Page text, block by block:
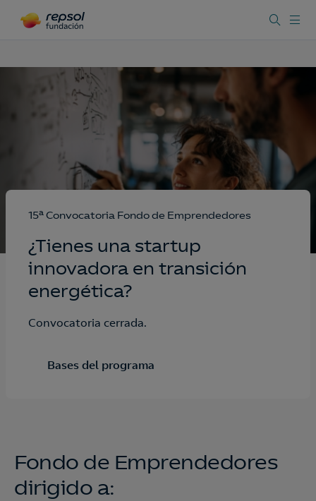
15a Convocatoria Fondo de Emprendedores
¿Tienes una startup
innovadora en transición
energética?
Convocatoria cerrada.
Bases del programa
Fondo de Emprendedores
dirigido a: